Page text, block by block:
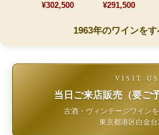
¥302,500 ¥291,500
1963年のワインを
VISIT US
当日ご来店販売（要ご
古酒・ヴィンテージワイン
東京都港区白金